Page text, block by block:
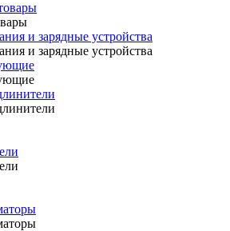
и зарядные устройства
и зарядные устройства